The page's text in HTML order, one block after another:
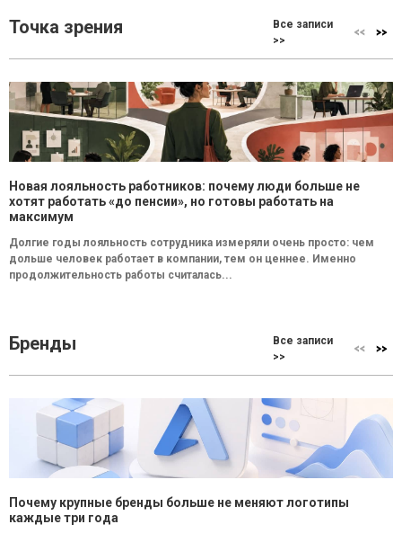
Точка зрения
Все записи
>>
Новая лояльность работников: почему люди больше не
хотят работать «до пенсии», но готовы работать на
максимум
Долгие годы лояльность сотрудника измеряли очень просто: чем
дольше человек работает в компании, тем он ценнее. Именно
продолжительность работы считалась...
Бренды
Все записи
>>
Почему крупные бренды больше не меняют логотипы
каждые три года